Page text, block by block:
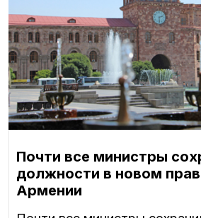
Почти все министры
должности в новом
Армении